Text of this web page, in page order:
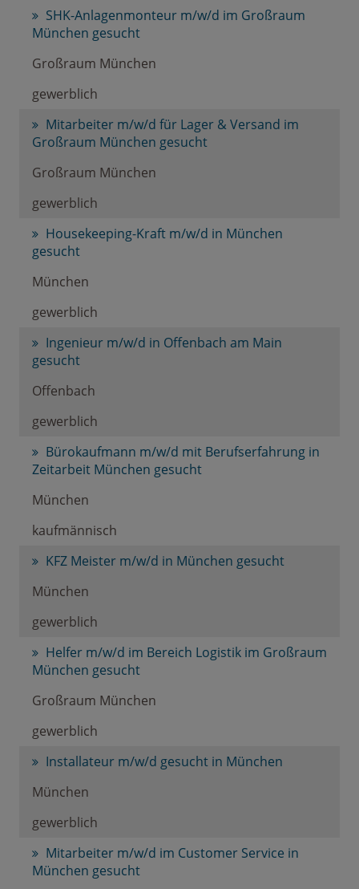
SHK-Anlagenmonteur m/w/d im Großraum
München gesucht
Großraum München
gewerblich
Mitarbeiter m/w/d für Lager & Versand im
Großraum München gesucht
Großraum München
gewerblich
Housekeeping-Kraft m/w/d in München
gesucht
München
gewerblich
Ingenieur m/w/d in Offenbach am Main
gesucht
Offenbach
gewerblich
Bürokaufmann m/w/d mit Berufserfahrung in
Zeitarbeit München gesucht
München
kaufmännisch
KFZ Meister m/w/d in München gesucht
München
gewerblich
Helfer m/w/d im Bereich Logistik im Großraum
München gesucht
Großraum München
gewerblich
Installateur m/w/d gesucht in München
München
gewerblich
Mitarbeiter m/w/d im Customer Service in
München gesucht